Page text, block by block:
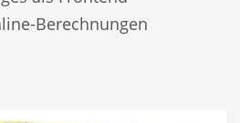
Berechnungen